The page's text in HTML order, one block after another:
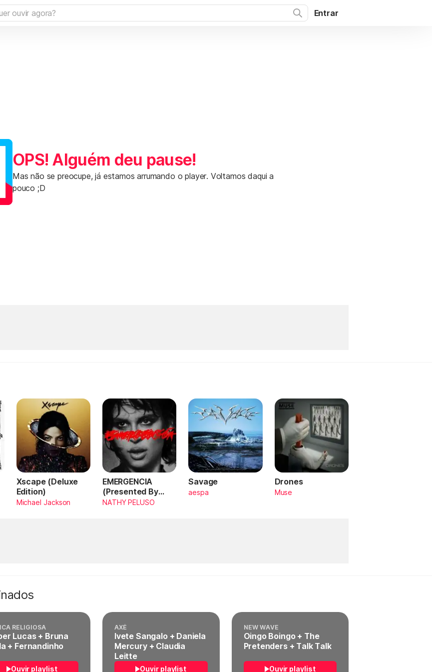
Entrar
OPS! Alguém deu pause!
Mas não se preocupe, já estamos arrumando o player. Voltamos daqui a
pouco ;D
Xscape (Deluxe
Edition)
Michael Jackson
EMERGENCIA
(Presented By
PlayStation,
NATHY PELUSO
Savage
aespa
Drones
Muse
RELIGIOSA
Lucas + Bruna
+ Fernandinho
Ouvir playlist
AXÉ
Ivete Sangalo + Daniela
Mercury + Claudia
Leitte
Ouvir playlist
NEW WAVE
Oingo Boingo + The
Pretenders + Talk Talk
Ouvir playlist